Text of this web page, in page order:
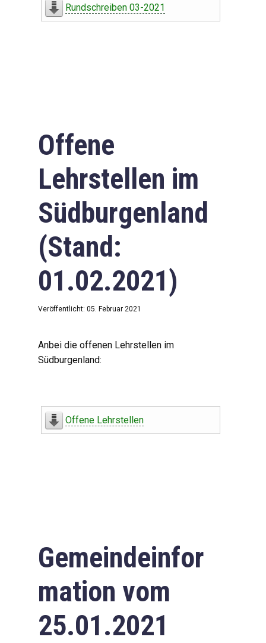
Rundschreiben 03-2021
Offene
Lehrstellen im
Südburgenland
(Stand:
01.02.2021)
Veröffentlicht: 05. Februar 2021
Anbei die offenen Lehrstellen im
Südburgenland:
Offene Lehrstellen
Gemeindeinfor
mation vom
25.01.2021